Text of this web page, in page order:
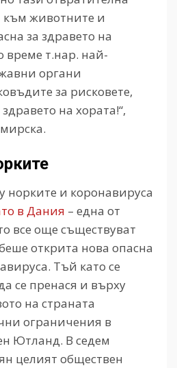
към животните и
за здравето на
време т.нар. най-
органи
за рисковете,
на хората!“,
норките и коронавируса
в Дания – една от
все още съществуват
открита нова опасна
Тъй като се
се пренася и върху
на страната
ограничения в
Ютланд. В седем
целият обществен